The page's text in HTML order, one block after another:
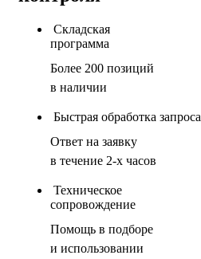
Складская
программа
Более 200 позиций
в наличии
Быстрая обработка запроса
Ответ на заявку
в течение 2-х часов
Техническое
сопровождение
Помощь в подборе
и использовании